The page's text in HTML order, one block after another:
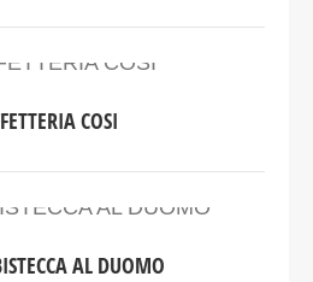
COSI
AL DUOMO